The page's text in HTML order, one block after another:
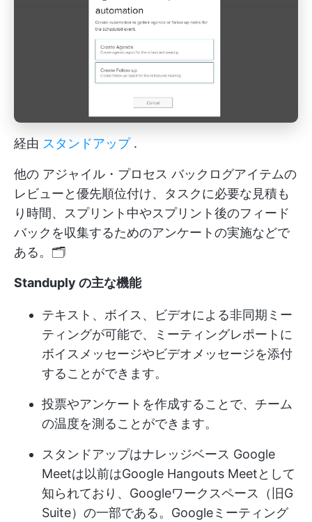
経由 スタンドアップ.
他の アジャイル・プロセス バックログアイテムの
レビューと優先順位付け、タスクに必要な見積も
り時間、スプリント中やスプリント後のフィード
バックを収集するためのアンケートの実施などで
ある。🗂️
Standuply の主な機能
テキスト、ボイス、ビデオによる非同期ミー
ティングが可能で、ミーティングレポートに
ボイスメッセージやビデオメッセージを添付
することができます。
投票やアンケートを作成することで、チーム
の温度を測ることができます。
スタンドアップはナレッジベース Google
Meetは以前はGoogle Hangouts Meetとして
知られており、Googleワークスペース（旧G
Suite）の一部である。Googleミーティング